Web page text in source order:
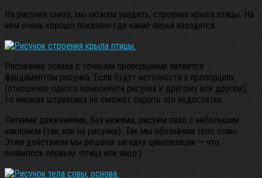
На рисунке снизу, мы можем увидеть, строение крыла птицы. На
нём очень хорошо показано где какие перья находятся.
Рисование эскиза с точными пропорциями является
фундаментом рисунка. Если будут неточности в пропорциях
(отношение одного компонента рисунка к другому или другим),
то никакая штриховка не сможет скрыть эти недостатки.
Легкими движениями, без нажима, рисуем овал с небольшим
наклоном (так, как на рисунке). Так мы обозначим тело совы.
Этим действием мы решаем загадку цивилизации — что
появилось первым -птица или яйцо:)